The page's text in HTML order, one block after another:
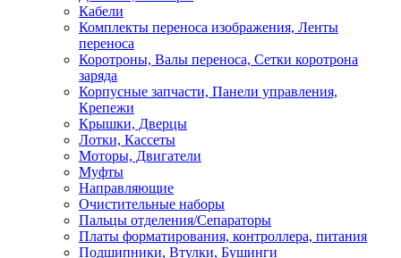
Кабели
Комплекты переноса изображения, Ленты
переноса
Коротроны, Валы переноса, Сетки коротрона
заряда
Корпусные запчасти, Панели управления,
Крепежи
Крышки, Дверцы
Лотки, Кассеты
Моторы, Двигатели
Муфты
Направляющие
Очистительные наборы
Пальцы отделения/Сепараторы
Платы форматирования, контроллера, питания
Подшипники, Втулки, Бушинги